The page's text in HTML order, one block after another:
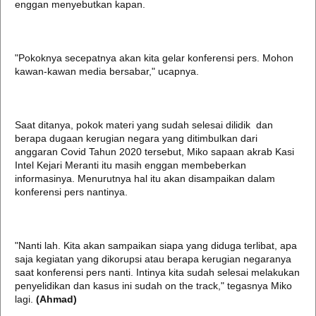
enggan menyebutkan kapan.
"Pokoknya secepatnya akan kita gelar konferensi pers. Mohon
kawan-kawan media bersabar," ucapnya.
Saat ditanya, pokok materi yang sudah selesai dilidik dan
berapa dugaan kerugian negara yang ditimbulkan dari
anggaran Covid Tahun 2020 tersebut, Miko sapaan akrab Kasi
Intel Kejari Meranti itu masih enggan membeberkan
informasinya. Menurutnya hal itu akan disampaikan dalam
konferensi pers nantinya.
"Nanti lah. Kita akan sampaikan siapa yang diduga terlibat, apa
saja kegiatan yang dikorupsi atau berapa kerugian negaranya
saat konferensi pers nanti. Intinya kita sudah selesai melakukan
penyelidikan dan kasus ini sudah on the track," tegasnya Miko
lagi. (Ahmad)